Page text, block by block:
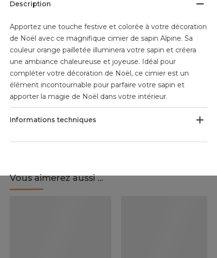
Description
Apportez une touche festive et colorée à votre décoration
de Noël avec ce magnifique cimier de sapin Alpine. Sa
couleur orange pailletée illuminera votre sapin et créera
une ambiance chaleureuse et joyeuse. Idéal pour
compléter votre décoration de Noël, ce cimier est un
élément incontournable pour parfaire votre sapin et
apporter la magie de Noël dans votre intérieur.
Informations techniques
Vous aimerez aussi ...